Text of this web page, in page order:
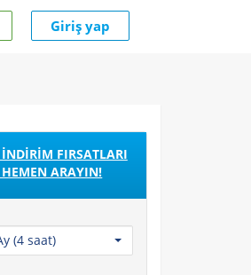
Giriş yap
İNDİRİM FIRSATLARI
ARAYIN!
(4 saat)